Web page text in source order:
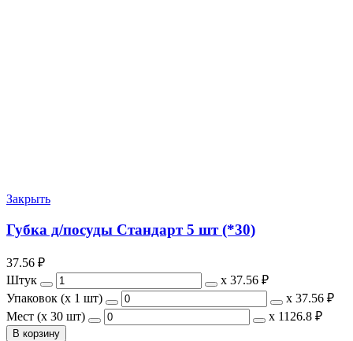
Закрыть
Губка д/посуды Стандарт 5 шт (*30)
37.56 ₽
Штук
х 37.56 ₽
Упаковок (x 1 шт)
х 37.56 ₽
Мест (x 30 шт)
х 1126.8 ₽
В корзину